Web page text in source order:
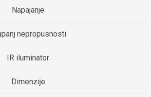
Napajanje
nepropusnosti
IR iluminator
Dimenzije